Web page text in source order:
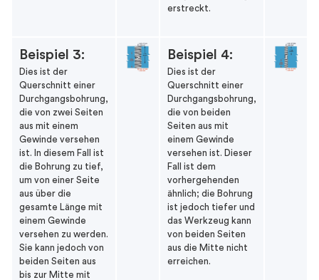
erstreckt.
Beispiel 3:
Dies ist der
Querschnitt einer
Durchgangsbohrung,
die von zwei Seiten
aus mit einem
Gewinde versehen
ist. In diesem Fall ist
die Bohrung zu tief,
um von einer Seite
aus über die
gesamte Länge mit
einem Gewinde
versehen zu werden.
Sie kann jedoch von
beiden Seiten aus
bis zur Mitte mit
Beispiel 4:
Dies ist der
Querschnitt einer
Durchgangsbohrung,
die von beiden
Seiten aus mit
einem Gewinde
versehen ist. Dieser
Fall ist dem
vorhergehenden
ähnlich; die Bohrung
ist jedoch tiefer und
das Werkzeug kann
von beiden Seiten
aus die Mitte nicht
erreichen.